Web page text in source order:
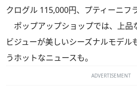
クログル 115,000円、プティーニフ
ポップアップショップでは、上品
ビジューが美しいシーズナルモデル
うホットなニュースも。
ADVERTISEMENT